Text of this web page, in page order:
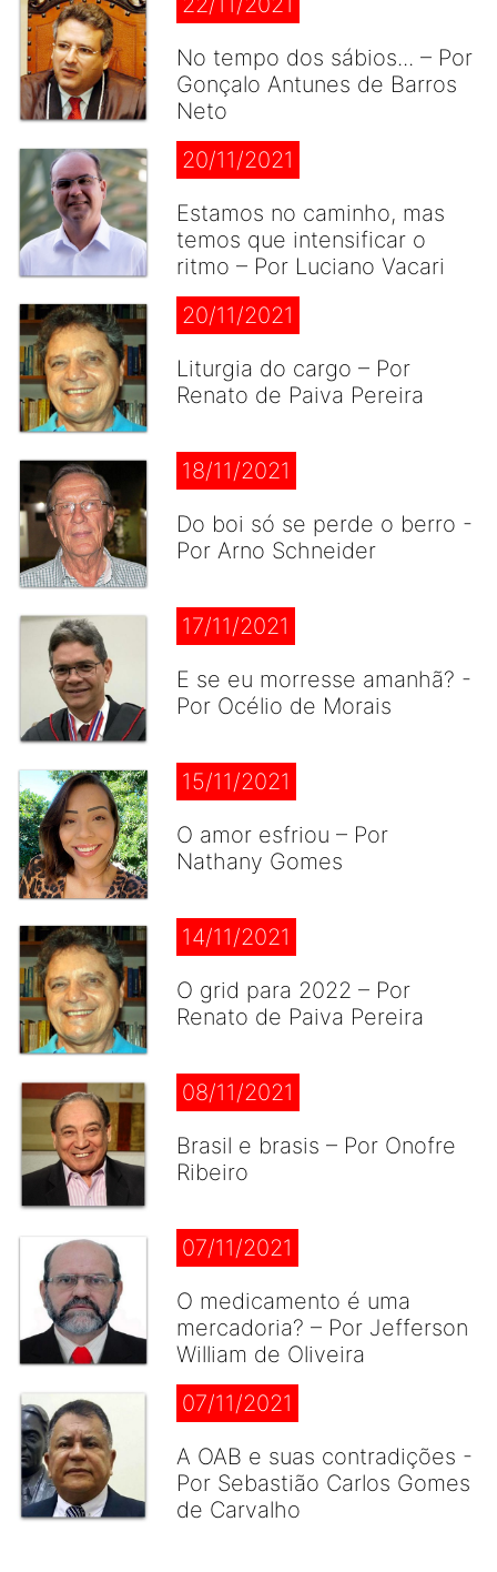
No tempo dos sábios... – Por
Gonçalo Antunes de Barros
Neto
20/11/2021
Estamos no caminho, mas
temos que intensificar o
ritmo – Por Luciano Vacari
20/11/2021
Liturgia do cargo – Por
Renato de Paiva Pereira
18/11/2021
Do boi só se perde o berro -
Por Arno Schneider
17/11/2021
E se eu morresse amanhã? -
Por Océlio de Morais
15/11/2021
O amor esfriou – Por
Nathany Gomes
14/11/2021
O grid para 2022 – Por
Renato de Paiva Pereira
08/11/2021
Brasil e brasis – Por Onofre
Ribeiro
07/11/2021
O medicamento é uma
mercadoria? – Por Jefferson
William de Oliveira
07/11/2021
A OAB e suas contradições -
Por Sebastião Carlos Gomes
de Carvalho